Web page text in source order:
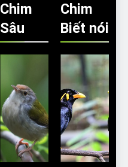
Chim
Sâu
Chim
Biết nói